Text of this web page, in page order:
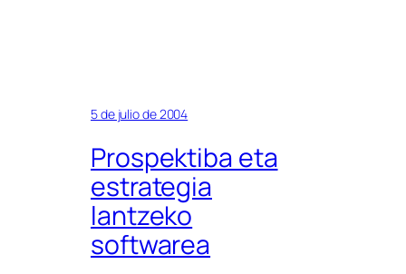
5 de julio de 2004
Prospektiba eta
estrategia
lantzeko
softwarea